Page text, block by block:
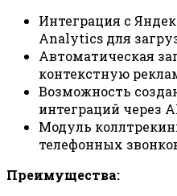
Интеграция с
Analytics для
Автоматическая
контекстную
Возможность
интеграций через
Модуль
телефонных
Преимущества: